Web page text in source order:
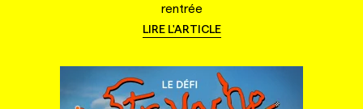
rentrée
LIRE L'ARTICLE